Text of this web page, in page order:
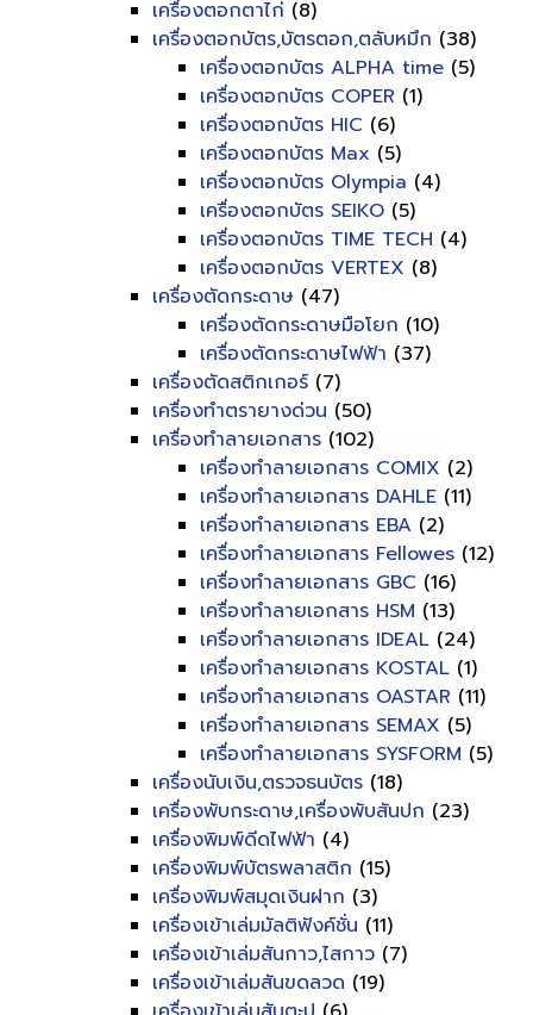
เครื่องตอกตาไก่ (8)
เครื่องตอกบัตร,บัตรตอก,ตลับหมึก (38)
เครื่องตอกบัตร ALPHA time (5)
เครื่องตอกบัตร COPER (1)
เครื่องตอกบัตร HIC (6)
เครื่องตอกบัตร Max (5)
เครื่องตอกบัตร Olympia (4)
เครื่องตอกบัตร SEIKO (5)
เครื่องตอกบัตร TIME TECH (4)
เครื่องตอกบัตร VERTEX (8)
เครื่องตัดกระดาษ (47)
เครื่องตัดกระดาษมือโยก (10)
เครื่องตัดกระดาษไฟฟ้า (37)
เครื่องตัดสติกเกอร์ (7)
เครื่องทำตรายางด่วน (50)
เครื่องทำลายเอกสาร (102)
เครื่องทำลายเอกสาร COMIX (2)
เครื่องทำลายเอกสาร DAHLE (11)
เครื่องทำลายเอกสาร EBA (2)
เครื่องทำลายเอกสาร Fellowes (12)
เครื่องทำลายเอกสาร GBC (16)
เครื่องทำลายเอกสาร HSM (13)
เครื่องทำลายเอกสาร IDEAL (24)
เครื่องทำลายเอกสาร KOSTAL (1)
เครื่องทำลายเอกสาร OASTAR (11)
เครื่องทำลายเอกสาร SEMAX (5)
เครื่องทำลายเอกสาร SYSFORM (5)
เครื่องนับเงิน,ตรวจธนบัตร (18)
เครื่องพับกระดาษ,เครื่องพับสันปก (23)
เครื่องพิมพ์ดีดไฟฟ้า (4)
เครื่องพิมพ์บัตรพลาสติก (15)
เครื่องพิมพ์สมุดเงินฝาก (3)
เครื่องเข้าเล่มมัลติฟังค์ชั่น (11)
เครื่องเข้าเล่มสันกาว,ไสกาว (7)
เครื่องเข้าเล่มสันขดลวด (19)